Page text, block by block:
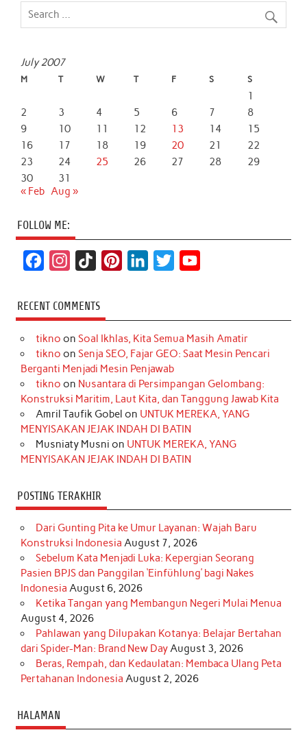
July 2007
M T W T F S S
1
2
3 4 5 6 7
8
9
10 11 12 13 14
15
16
17 18 19 20 21
22
23
24 25 26 27 28
29
30
31
« Feb Aug »
FOLLOW ME:
c
e
b
o
k
s
t
a
r
a
m
k
T
o
k
t
e
r
e
s
t
k
e
d
I
n
t
t
r
T
u
e
RECENT COMMENTS
tikno on Soal Ikhlas, Kita Semua Masih Amatir
tikno on Senja SEO, Fajar GEO: Saat Mesin Pencari
Berganti Menjadi Mesin Penjawab
tikno on Nusantara di Persimpangan Gelombang:
Konstruksi Maritim, Laut Kita, dan Tanggung Jawab Kita
Amril Taufik Gobel on UNTUK MEREKA, YANG
MENYISAKAN JEJAK INDAH DI BATIN
Musniaty Musni on UNTUK MEREKA, YANG
MENYISAKAN JEJAK INDAH DI BATIN
POSTING TERAKHIR
Dari Gunting Pita ke Umur Layanan: Wajah Baru
Konstruksi Indonesia August 7, 2026
Sebelum Kata Menjadi Luka: Kepergian Seorang
Pasien BPJS dan Panggilan ‘Einfühlung’ bagi Nakes
Indonesia August 6, 2026
Ketika Tangan yang Membangun Negeri Mulai Menua
August 4, 2026
Pahlawan yang Dilupakan Kotanya: Belajar Bertahan
dari Spider-Man: Brand New DayAugust 3, 2026
Beras, Rempah, dan Kedaulatan: Membaca Ulang Peta
Pertahanan Indonesia August 2, 2026
HALAMAN